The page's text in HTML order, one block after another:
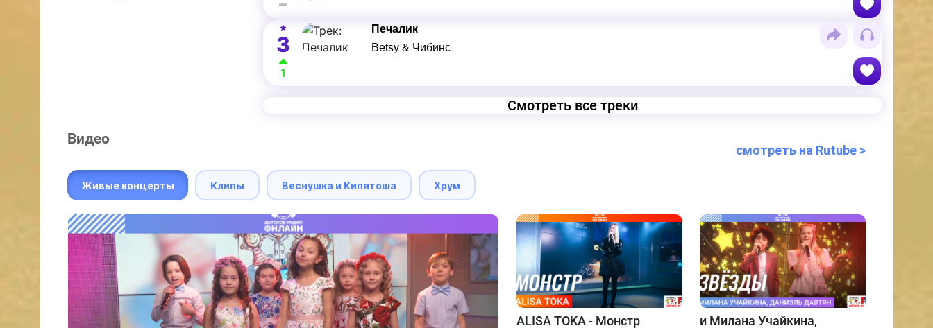
3
1
Печалик
Betsy & Чибинс
Смотреть все треки
Видео
смотреть на Rutube >
Живые концерты Клипы Веснушка и Кипятоша Хрум
ALISA TOKA - Монстр и Милана Учайкина,